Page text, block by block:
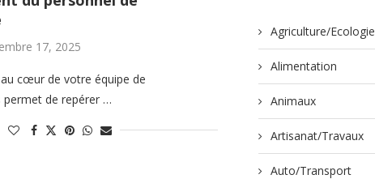
17, 2025
cœur de votre équipe de
permet de repérer …
Agriculture/Ecologie
Alimentation
Animaux
Artisanat/Travaux
Auto/Transport